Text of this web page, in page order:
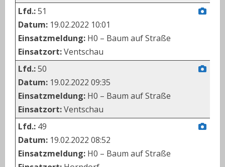
Lfd.:51
Datum: 19.02.2022 10:01
Einsatzmeldung: H0 – Baum auf Straße
Einsatzort:Ventschau
Lfd.:50
Datum: 19.02.2022 09:35
Einsatzmeldung: H0 – Baum auf Straße
Einsatzort:Ventschau
Lfd.: 49
Datum: 19.02.2022 08:52
Einsatzmeldung: H0 – Baum auf Straße